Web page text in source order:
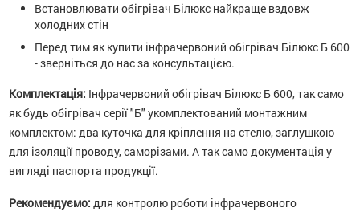
Встановлювати обігрівач Білюкс найкраще вздовж
холодних стін
Перед тим як купити інфрачервоний обігрівач Білюкс Б 600
- зверніться до нас за консультацією.
Комплектація: Інфрачервоний обігрівач Білюкс Б 600, так само
як будь обігрівач серії "Б" укомплектований монтажним
комплектом: два куточка для кріплення на стелю, заглушкою
для ізоляції проводу, саморізами. А так само документація у
вигляді паспорта продукції.
Рекомендуємо: для контролю роботи інфрачервоного